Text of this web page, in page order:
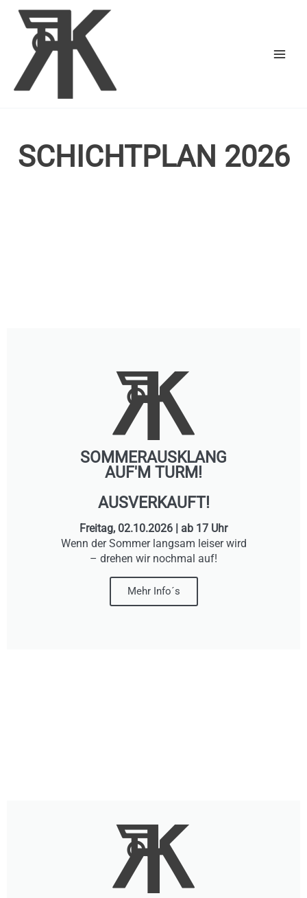
Inhalt
springen
SCHICHTPLAN 2026
SOMMERAUSKLANG
AUF'M TURM!
AUSVERKAUFT!
Freitag, 02.10.2026 | ab 17 Uhr
Wenn der Sommer langsam leiser wird
– drehen wir nochmal auf!
Mehr Info´s